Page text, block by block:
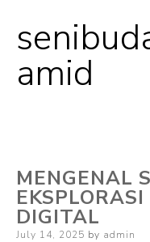
amid
MENGENAL
DIGITAL
Posted
July 14, 2025 by admin